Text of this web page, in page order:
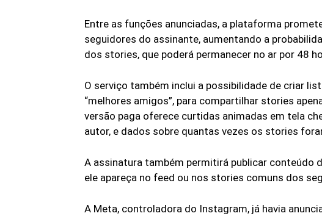
Entre as funções anunciadas, a plataforma
seguidores do assinante, aumentando a
dos stories, que poderá permanecer no ar por 48
O serviço também inclui a possibilidade de criar
“melhores amigos”, para compartilhar stories
versão paga oferece curtidas animadas em tela
autor, e dados sobre quantas vezes os stories
A assinatura também permitirá publicar conteúdo
ele apareça no feed ou nos stories comuns dos
A Meta, controladora do Instagram, já havia